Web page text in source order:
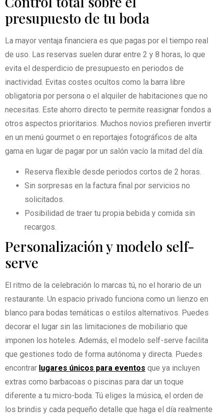
presupuesto de tu boda
La mayor ventaja financiera es que pagas por el tiempo real
de uso. Las reservas suelen durar entre 2 y 8 horas, lo que
evita el desperdicio de presupuesto en periodos de
inactividad. Evitas costes ocultos como la barra libre
obligatoria por persona o el alquiler de habitaciones que no
necesitas. Este ahorro directo te permite reasignar fondos a
otros aspectos prioritarios. Muchos novios prefieren invertir
en un menú gourmet o en reportajes fotográficos de alta
gama en lugar de pagar por un salón vacío la mitad del día.
Reserva flexible desde periodos cortos de 2 horas.
Sin sorpresas en la factura final por servicios no
solicitados.
Posibilidad de traer tu propia bebida y comida sin
recargos.
Personalización y modelo self-
serve
El ritmo de la celebración lo marcas tú, no el horario de un
restaurante. Un espacio privado funciona como un lienzo en
blanco para bodas temáticas o estilos alternativos. Puedes
decorar el lugar sin las limitaciones de mobiliario que
imponen los hoteles. Además, el modelo self-serve facilita
que gestiones todo de forma autónoma y directa. Puedes
encontrar lugares únicos para eventos que ya incluyen
extras como barbacoas o piscinas para dar un toque
diferente a tu micro-boda. Tú eliges la música, el orden de
los brindis y cada pequeño detalle que haga el día realmente